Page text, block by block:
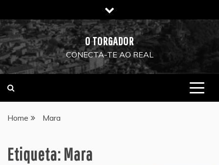
to
content
O TORGADOR
CONECTA-TE AO REAL
Home Mara
Etiqueta:Mara